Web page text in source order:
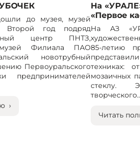
до музея, музей
год подряд
центр ПНТЗ,
музей Филиала ПАО
новотрубный
Первоуральского
предпринимателей
›
На
«Первое
На АЗ
85-летию
техниках:
мозаичных
стеклу.
Читать